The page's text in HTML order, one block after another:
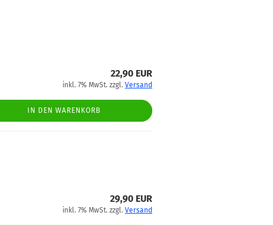
22,90 EUR
inkl. 7% MwSt. zzgl. Versand
IN DEN WARENKORB
29,90 EUR
inkl. 7% MwSt. zzgl. Versand